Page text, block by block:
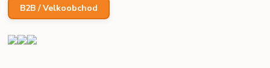
B2B / Velkoobchod